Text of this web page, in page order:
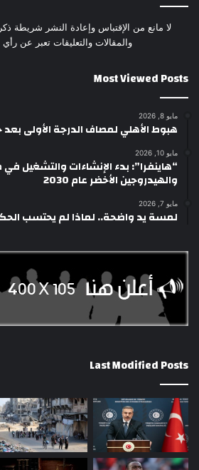
لا مانع من الإقتباس وإعادة النشر شريطة
والمقالات والتعليقات تعبر عن
Most Viewed Posts
مايو 8, 2026
هبوط الأهلي لمصاف الدرجة الأولى
مايو 10, 2026
“هاينفرا”: بدء الإنشاءات والتشغيل في
والهيدروجين الأخضر عام 2030
مايو 7, 2026
لمسة يد واضحة.. لماذا لم يحتسب
Last Modified Posts